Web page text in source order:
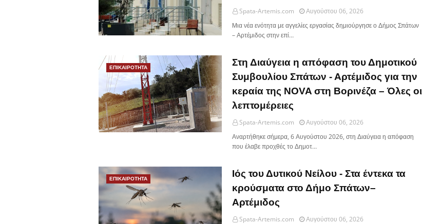
Spata-Artemis.com
Αυγούστου 06, 2026
Μια νέα ενότητα με αγγελίες εργασίας δημιούργησε ο Δήμος Σπάτων
– Αρτέμιδος στην επί…
ΕΠΙΚΑΙΡΟΤΗΤΑ
Στη Διαύγεια η απόφαση του Δημοτικού
Συμβουλίου Σπάτων - Αρτέμιδος για την
κεραία της NOVA στη Βορινέζα – Όλες οι
λεπτομέρειες
Spata-Artemis.com
Αυγούστου 06, 2026
Αναρτήθηκε σήμερα, 6 Αυγούστου 2026, στη Διαύγεια η απόφαση
που έλαβε προχθές το Δημοτ…
ΕΠΙΚΑΙΡΟΤΗΤΑ
Ιός του Δυτικού Νείλου - Στα έντεκα τα
κρούσματα στο Δήμο Σπάτων–
Αρτέμιδος
Spata-Artemis.com
Αυγούστου 06, 2026